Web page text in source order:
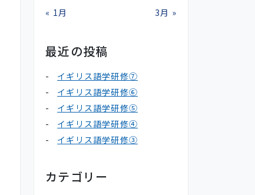
« 1月 3月 »
最近の投稿
イギリス語学研修⑦
イギリス語学研修⑥
イギリス語学研修⑤
イギリス語学研修④
イギリス語学研修③
カテゴリー